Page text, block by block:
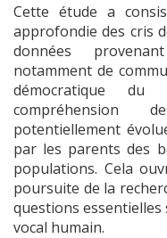
Cette étude a
approfondie des cris
données
notamment de
démocratique
compréhension
potentiellement
par les parents des
populations. Cela
poursuite de la
questions
vocal humain.